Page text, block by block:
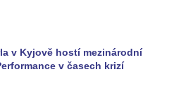
údolí
v Kyjově hostí mezinárodní
v časech krizí